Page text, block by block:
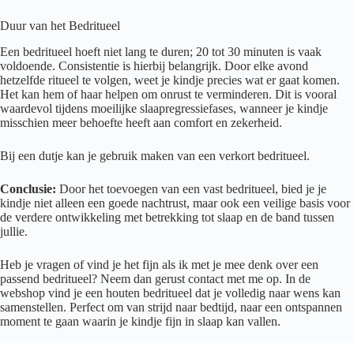
Duur van het Bedritueel
Een bedritueel hoeft niet lang te duren; 20 tot 30 minuten is vaak
voldoende. Consistentie is hierbij belangrijk. Door elke avond
hetzelfde ritueel te volgen, weet je kindje precies wat er gaat komen.
Het kan hem of haar helpen om onrust te verminderen. Dit is vooral
waardevol tijdens moeilijke slaapregressiefases, wanneer je kindje
misschien meer behoefte heeft aan comfort en zekerheid.
Bij een dutje kan je gebruik maken van een verkort bedritueel.
Conclusie: Door het toevoegen van een vast bedritueel, bied je je
kindje niet alleen een goede nachtrust, maar ook een veilige basis voor
de verdere ontwikkeling met betrekking tot slaap en de band tussen
jullie.
Heb je vragen of vind je het fijn als ik met je mee denk over een
passend bedritueel? Neem dan gerust contact met me op. In de
webshop vind je een houten bedritueel dat je volledig naar wens kan
samenstellen. Perfect om van strijd naar bedtijd, naar een ontspannen
moment te gaan waarin je kindje fijn in slaap kan vallen.